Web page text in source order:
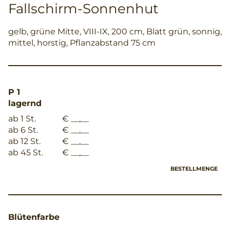
Fallschirm-Sonnenhut
gelb, grüne Mitte, VIII-IX, 200 cm, Blatt grün, sonnig,
mittel, horstig, Pflanzabstand 75 cm
P 1
lagernd
ab 1 St.
€ __,__
ab 6 St.
€ __,__
ab 12 St.
€ __,__
ab 45 St.
€ __,__
BESTELLMENGE
Blütenfarbe